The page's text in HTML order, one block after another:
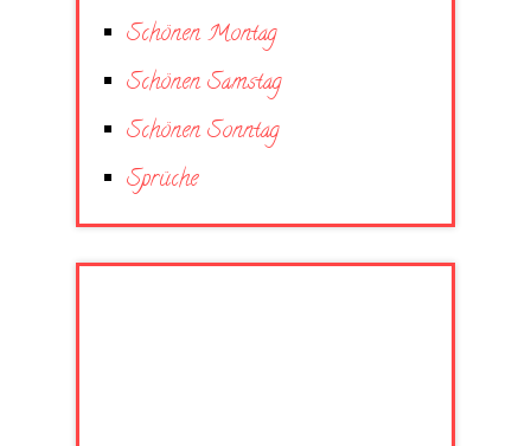
Schönen Montag
Schönen Samstag
Schönen Sonntag
Sprüche